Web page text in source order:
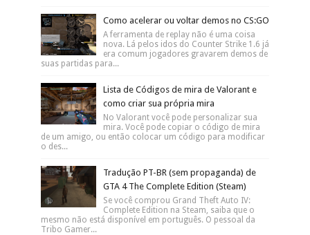
Como acelerar ou voltar demos no CS:GO
A ferramenta de replay não é uma coisa
nova. Lá pelos idos do Counter Strike 1.6 já
era comum jogadores gravarem demos de
suas partidas para...
Lista de Códigos de mira de Valorant e
como criar sua própria mira
No Valorant você pode personalizar sua
mira. Você pode copiar o código de mira
de um amigo, ou então colocar um código para modificar
o des...
Tradução PT-BR (sem propaganda) de
GTA 4 The Complete Edition (Steam)
Se você comprou Grand Theft Auto IV:
Complete Edition na Steam, saiba que o
mesmo não está disponível em português. O pessoal da
Tribo Gamer...